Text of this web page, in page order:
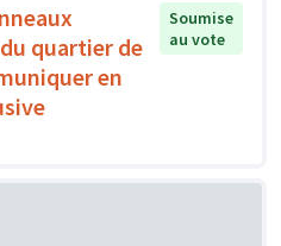
quartier de
en
Soumise
au vote